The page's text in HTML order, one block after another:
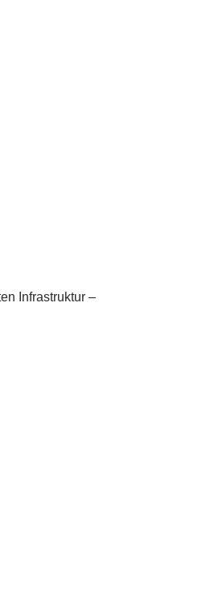
Infrastruktur –